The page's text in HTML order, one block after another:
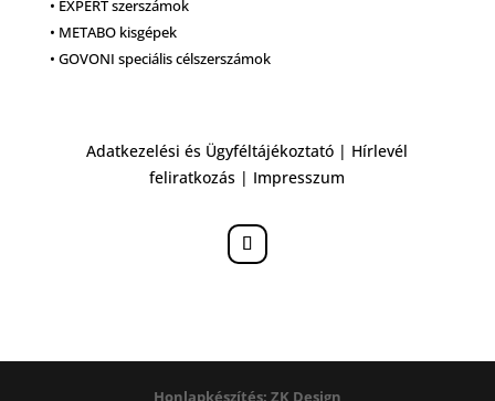
• EXPERT szerszámok
• METABO kisgépek
• GOVONI speciális célszerszámok
Adatkezelési és Ügyféltájékoztató | Hírlevél
feliratkozás | Impresszum
Honlapkészítés: ZK Design